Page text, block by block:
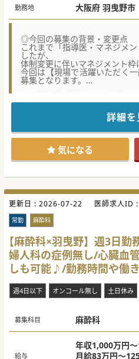
※これまでのご
勤務地 大阪府 羽曳野市
◎今回の募集の背景・変更点
これまで「指導医・マネジメ
したが、
体制変更に伴いマネジメント枠
今回は【現場で活躍いただく
募集となります。
長年部長を勤めている現顧問
◎当院で働く「6つの魅力」（
【安全第一】並列麻酔なし！
常勤8名、非常勤1名と人員が
ありません。
1症例にじっくり、落ち着いて
【QOLの維持】宿日直なし、
時間外勤務（手術麻酔）は月
です。
【先進的な手術室環境】
壁面・天井モニターによる画像
可動式モニターの搬入が不要な
されています。
【リアルタイムな運行把握】
手術映像配信に加え、入室か
る放送システムにより、
各室の進行状況がリアルタイム
【確実な安全管理（PACU整備
手術室内にリカバリルーム（
性を徹底しています。
必要な薬剤が網羅されている
あれば柔軟に採用・導入される
詳細を
気になる
更新日 : 2026-07-22 医師求人ID :
常勤 麻酔科
【麻酔科×羽曳野】週3日
婦人科の症例無し/心臓血
しも可能♪/勤務時間や働
柔軟に応じます◎
週4日以下 オンコール無し 土日休み
募集科目 麻酔科
給与
年収1,000万円
月給83万円～